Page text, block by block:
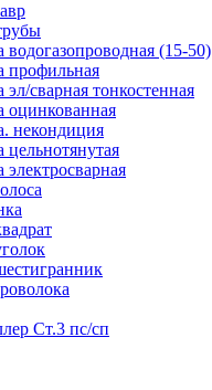
водогазопроводная (15-50)
профильная
эл/сварная тонкостенная
оцинкованная
некондиция
цельнотянутая
электросварная
Ст.3 пс/сп